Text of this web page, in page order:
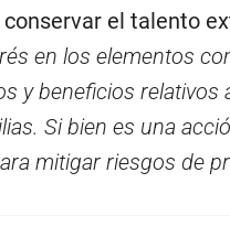
el talento
en los elementos
y beneficios relativos
Si bien es una
mitigar riesgos de